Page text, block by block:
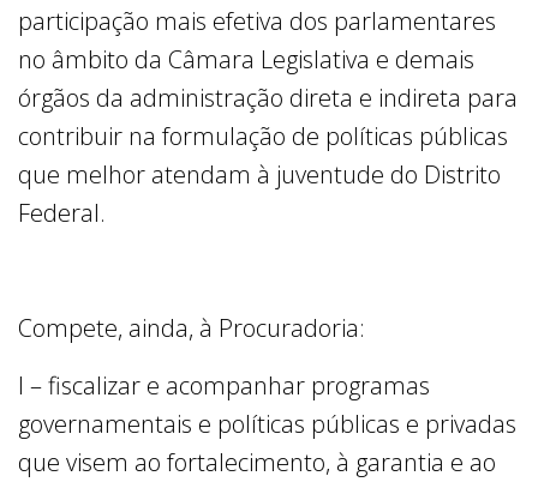
participação mais efetiva dos parlamentares
no âmbito da Câmara Legislativa e demais
órgãos da administração direta e indireta para
contribuir na formulação de políticas públicas
que melhor atendam à juventude do Distrito
Federal.
Compete, ainda, à Procuradoria:
I – fiscalizar e acompanhar programas
governamentais e políticas públicas e privadas
que visem ao fortalecimento, à garantia e ao